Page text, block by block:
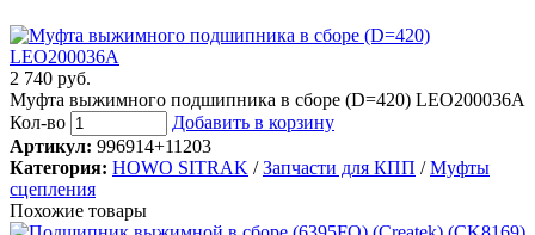
2 740 руб.
Муфта выжимного подшипника в сборе (D=420) LEO200036A
Кол-во
Добавить в корзину
Артикул: 996914+11203
Категория: HOWO SITRAK /Запчасти для КПП /Муфты
сцепления
Похожие товары